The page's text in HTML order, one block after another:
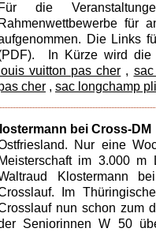
Für die
Rahmenwettbewerbe für
Die Links
In Kürze wird die
louis vuitton pas cher ,
cher , sac longchamp
bei Cross-DM
Nur eine
Meisterschaft im 3.000
Klostermann
Im
nun schon zum
Seniorinnen W 50